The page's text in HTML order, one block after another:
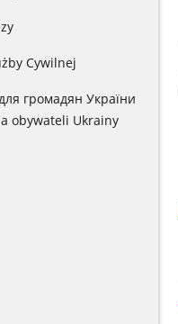
Cywilnej
громадян України
obywateli Ukrainy